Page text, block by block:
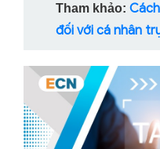
Tham khảo:
đối với cá nhân